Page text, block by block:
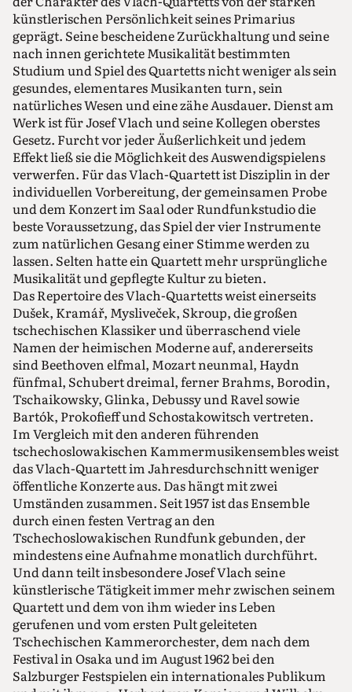
künstlerischen Persönlichkeit seines Primarius
geprägt. Seine bescheidene Zurückhaltung und seine
nach innen gerichtete Musikalität bestimmten
Studium und Spiel des Quartetts nicht weniger als sein
gesundes, elementares Musikanten turn, sein
natürliches Wesen und eine zähe Ausdauer. Dienst am
Werk ist für Josef Vlach und seine Kollegen oberstes
Gesetz. Furcht vor jeder Äußerlichkeit und jedem
Effekt ließ sie die Möglichkeit des Auswendigspielens
verwerfen. Für das Vlach-Quartett ist Disziplin in der
individuellen Vorbereitung, der gemeinsamen Probe
und dem Konzert im Saal oder Rundfunkstudio die
beste Voraussetzung, das Spiel der vier Instrumente
zum natürlichen Gesang einer Stimme werden zu
lassen. Selten hatte ein Quartett mehr ursprüngliche
Musikalität und gepflegte Kultur zu bieten.
Das Repertoire des Vlach-Quartetts weist einerseits
Dušek, Kramář, Mysliveček, Skroup, die großen
tschechischen Klassiker und überraschend viele
Namen der heimischen Moderne auf, andererseits
sind Beethoven elfmal, Mozart neunmal, Haydn
fünfmal, Schubert dreimal, ferner Brahms, Borodin,
Tschaikowsky, Glinka, Debussy und Ravel sowie
Bartók, Prokofieff und Schostakowitsch vertreten.
Im Vergleich mit den anderen führenden
tschechoslowakischen Kammermusikensembles weist
das Vlach-Quartett im Jahresdurchschnitt weniger
öffentliche Konzerte aus. Das hängt mit zwei
Umständen zusammen. Seit 1957 ist das Ensemble
durch einen festen Vertrag an den
Tschechoslowakischen Rundfunk gebunden, der
mindestens eine Aufnahme monatlich durchführt.
Und dann teilt insbesondere Josef Vlach seine
künstlerische Tätigkeit immer mehr zwischen seinem
Quartett und dem von ihm wieder ins Leben
gerufenen und vom ersten Pult geleiteten
Tschechischen Kammerorchester, dem nach dem
Festival in Osaka und im August 1962 bei den
Salzburger Festspielen ein internationales Publikum